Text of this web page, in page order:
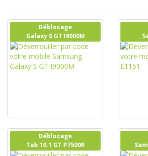
Déblocage
Galaxy S GT I9000M
Déblocage
Tab 10.1 GT P7500R